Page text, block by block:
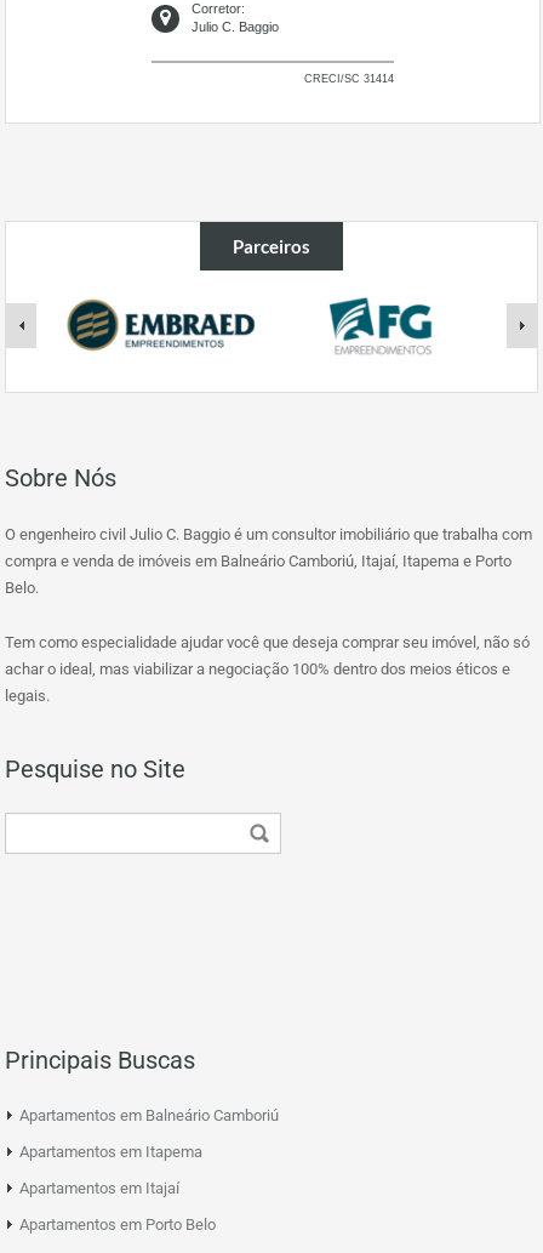
Corretor:
Julio C. Baggio
CRECI/SC 31414
Parceiros
Sobre Nós
O engenheiro civil Julio C. Baggio é um consultor imobiliário que trabalha com
compra e venda de imóveis em Balneário Camboriú, Itajaí, Itapema e Porto
Belo.
Tem como especialidade ajudar você que deseja comprar seu imóvel, não só
achar o ideal, mas viabilizar a negociação 100% dentro dos meios éticos e
legais.
Pesquise no Site
Principais Buscas
Apartamentos em Balneário Camboriú
Apartamentos em Itapema
Apartamentos em Itajaí
Apartamentos em Porto Belo